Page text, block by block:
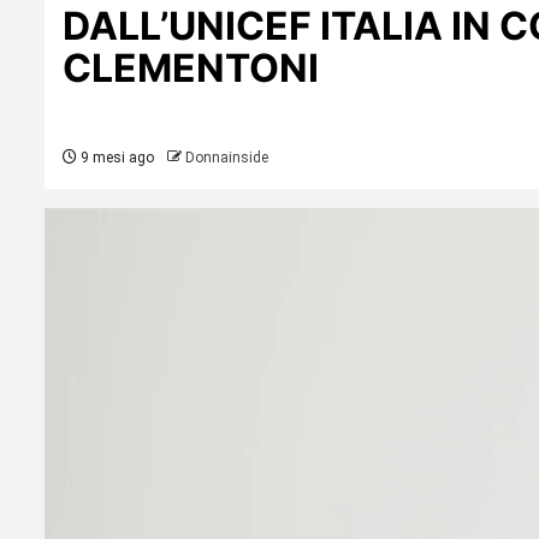
DALL’UNICEF ITALIA IN
CLEMENTONI
9 mesi ago Donnainside